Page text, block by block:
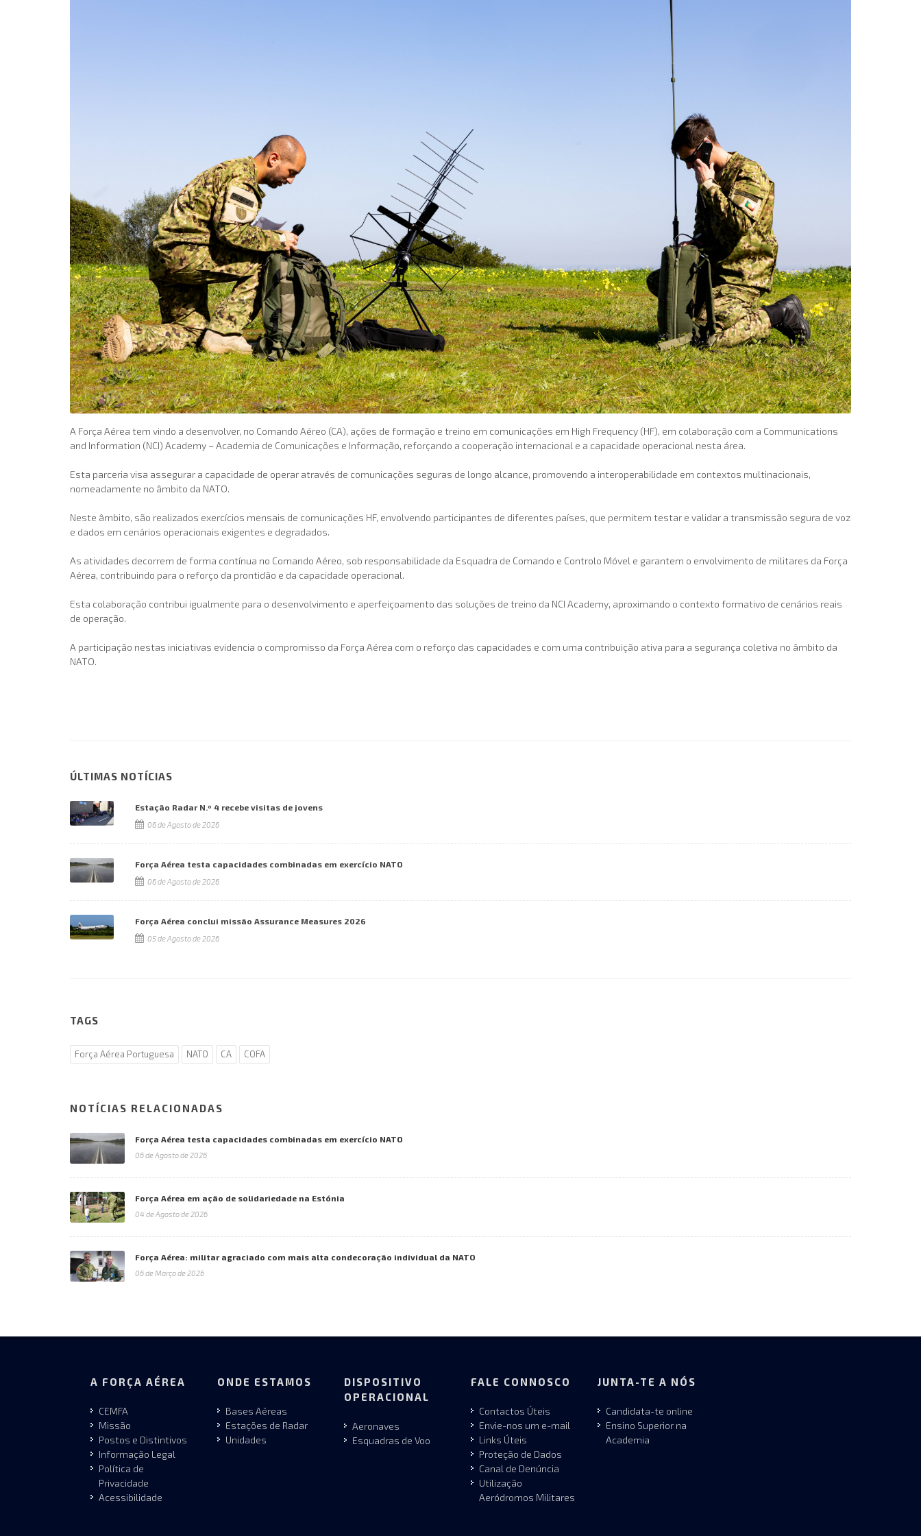
A Força Aérea tem vindo a desenvolver, no Comando Aéreo (CA), ações de formação e treino em comunicações em High Frequency (HF), em colaboração com a Communications
and Information (NCI) Academy – Academia de Comunicações e Informação, reforçando a cooperação internacional e a capacidade operacional nesta área.
Esta parceria visa assegurar a capacidade de operar através de comunicações seguras de longo alcance, promovendo a interoperabilidade em contextos multinacionais,
nomeadamente no âmbito da NATO.
Neste âmbito, são realizados exercícios mensais de comunicações HF, envolvendo participantes de diferentes países, que permitem testar e validar a transmissão segura de voz
e dados em cenários operacionais exigentes e degradados.
As atividades decorrem de forma contínua no Comando Aéreo, sob responsabilidade da Esquadra de Comando e Controlo Móvel e garantem o envolvimento de militares da Força
Aérea, contribuindo para o reforço da prontidão e da capacidade operacional.
Esta colaboração contribui igualmente para o desenvolvimento e aperfeiçoamento das soluções de treino da NCI Academy, aproximando o contexto formativo de cenários reais
de operação.
A participação nestas iniciativas evidencia o compromisso da Força Aérea com o reforço das capacidades e com uma contribuição ativa para a segurança coletiva no âmbito da
NATO.
ÚLTIMAS NOTÍCIAS
Estação Radar N.º 4 recebe visitas de jovens
06 de Agosto de 2026
Força Aérea testa capacidades combinadas em exercício NATO
06 de Agosto de 2026
Força Aérea conclui missão Assurance Measures 2026
05 de Agosto de 2026
TAGS
Força Aérea Portuguesa NATO CA COFA
NOTÍCIAS RELACIONADAS
Força Aérea testa capacidades combinadas em exercício NATO
06 de Agosto de 2026
Força Aérea em ação de solidariedade na Estónia
04 de Agosto de 2026
Força Aérea: militar agraciado com mais alta condecoração individual da NATO
06 de Março de 2026
A FORÇA AÉREA
CEMFA
Missão
Postos e Distintivos
Informação Legal
Política de
Privacidade
Acessibilidade
ONDE ESTAMOS
Bases Aéreas
Estações de Radar
Unidades
DISPOSITIVO
OPERACIONAL
Aeronaves
Esquadras de Voo
FALE CONNOSCO
Contactos Úteis
Envie-nos um e-mail
Links Úteis
Proteção de Dados
Canal de Denúncia
Utilização
Aeródromos Militares
JUNTA-TE A NÓS
Candidata-te online
Ensino Superior na
Academia